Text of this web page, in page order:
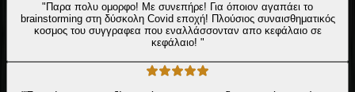
"Παρα πολυ ομορφο! Με συνεπήρε! Για όποιον αγαπάει το
brainstorming στη δύσκολη Covid εποχή! Πλούσιος συναισθηματικός
κοσμος του συγγραφεα που εναλλάσσονταν απο κεφάλαιο σε
κεφάλαιο! "